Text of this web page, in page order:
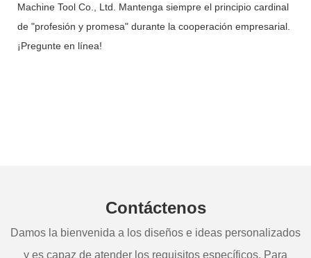
Machine Tool Co., Ltd. Mantenga siempre el principio cardinal
de "profesión y promesa" durante la cooperación empresarial.
¡Pregunte en línea!
Contáctenos
Damos la bienvenida a los diseños e ideas personalizados
y es capaz de atender los requisitos específicos. Para